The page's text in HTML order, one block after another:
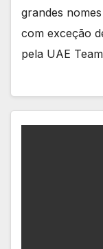
grandes
com exceção
pela UAE